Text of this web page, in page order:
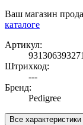
Ваш магазин
каталоге
Артикул:
Штрихкод:
---
Бренд:
Pedigree
Все характеристики